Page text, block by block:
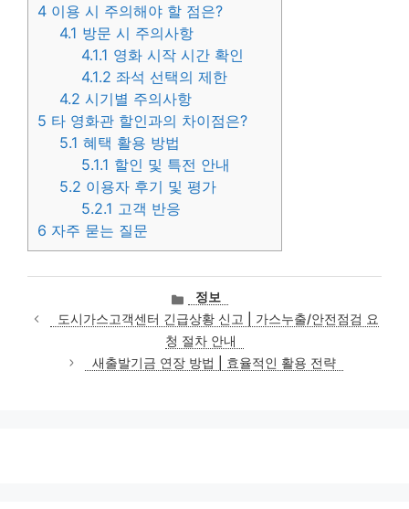
4 이용 시 주의해야 할 점은?
4.1 방문 시 주의사항
4.1.1 영화 시작 시간 확인
4.1.2 좌석 선택의 제한
4.2 시기별 주의사항
5 타 영화관 할인과의 차이점은?
5.1 혜택 활용 방법
5.1.1 할인 및 특전 안내
5.2 이용자 후기 및 평가
5.2.1 고객 반응
6 자주 묻는 질문
카
테
고
리
정보
도시가스고객센터 긴급상황 신고 | 가스누출/안전점검 요
청 절차 안내
새출발기금 연장 방법 | 효율적인 활용 전략